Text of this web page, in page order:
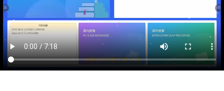
怀安县左卫中学
怀安县第六屯中心学校
柴沟堡镇第二幼儿园